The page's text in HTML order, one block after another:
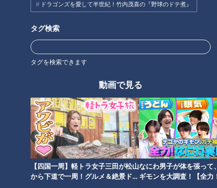
ドラゴンズを愛して半世紀！竹内茂喜の『野球のドテ煮』
タグ検索
タグを検索できます
動画で見る
【四国一周】軽トラ女子三田が松山
から下道で一周！グルメ＆絶景ドラ
なにわ男子が体を張って
ギモンを大調査！【全力
川上「そしたら電話がかかって来て、『憲伸、もしダブルプレ
「ちょっと待ってください」と言おうとした瞬間にダブルプレ
川上「お馬さんのゲートが開いたような感じです。ゲートが開
いてぱっかぱっかと走ってった。走りながら『え？俺は何をや
ってんだ？』と思ってました」
心身ともにボロボロ
川上「僕を信頼してくれたのは嬉しかったんですけど（笑）」